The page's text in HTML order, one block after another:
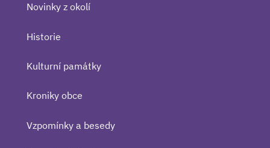
Novinky z okolí
Historie
Kulturní památky
Kroniky obce
Vzpomínky a besedy